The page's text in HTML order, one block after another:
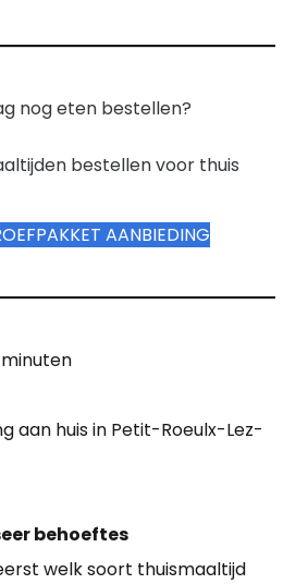
nog eten bestellen?
bestellen voor thuis
AANBIEDING
minuten
aan huis in Petit-Roeulx-Lez-
behoeftes
welk soort thuismaaltijd